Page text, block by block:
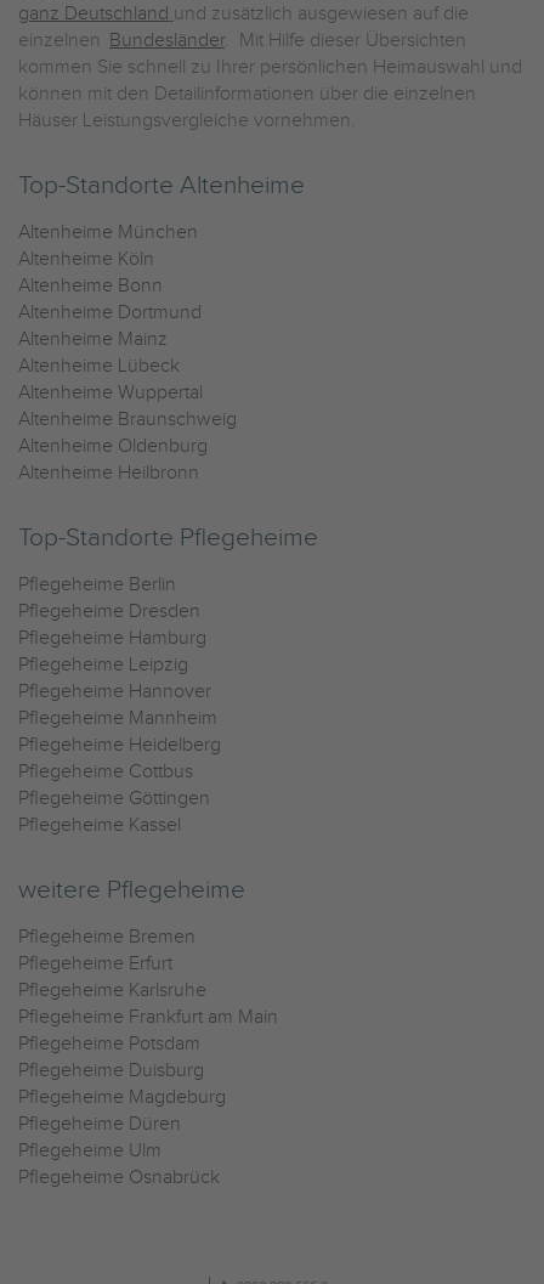
ganz Deutschland und zusätzlich ausgewiesen auf die
einzelnen Bundesländer. Mit Hilfe dieser Übersichten
kommen Sie schnell zu Ihrer persönlichen Heimauswahl und
können mit den Detailinformationen über die einzelnen
Häuser Leistungsvergleiche vornehmen.
Top-Standorte Altenheime
Altenheime München
Altenheime Köln
Altenheime Bonn
Altenheime Dortmund
Altenheime Mainz
Altenheime Lübeck
Altenheime Wuppertal
Altenheime Braunschweig
Altenheime Oldenburg
Altenheime Heilbronn
Top-Standorte Pflegeheime
Pflegeheime Berlin
Pflegeheime Dresden
Pflegeheime Hamburg
Pflegeheime Leipzig
Pflegeheime Hannover
Pflegeheime Mannheim
Pflegeheime Heidelberg
Pflegeheime Cottbus
Pflegeheime Göttingen
Pflegeheime Kassel
weitere Pflegeheime
Pflegeheime Bremen
Pflegeheime Erfurt
Pflegeheime Karlsruhe
Pflegeheime Frankfurt am Main
Pflegeheime Potsdam
Pflegeheime Duisburg
Pflegeheime Magdeburg
Pflegeheime Düren
Pflegeheime Ulm
Pflegeheime Osnabrück